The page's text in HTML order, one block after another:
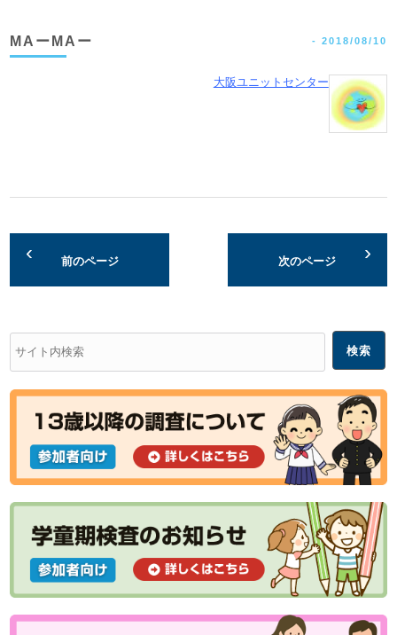
MAーMAー - 2018/08/10
大阪ユニットセンター
前のページ 次のページ